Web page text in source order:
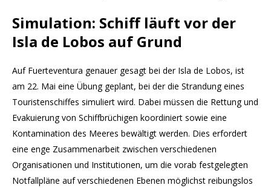
Simulation: Schiff läuft vor der
Isla de Lobos auf Grund
Auf Fuerteventura genauer gesagt bei der Isla de Lobos, ist
am 22. Mai eine Übung geplant, bei der die Strandung eines
Touristenschiffes simuliert wird. Dabei müssen die Rettung und
Evakuierung von Schiffbrüchigen koordiniert sowie eine
Kontamination des Meeres bewältigt werden. Dies erfordert
eine enge Zusammenarbeit zwischen verschiedenen
Organisationen und Institutionen, um die vorab festgelegten
Notfallpläne auf verschiedenen Ebenen möglichst reibungslos